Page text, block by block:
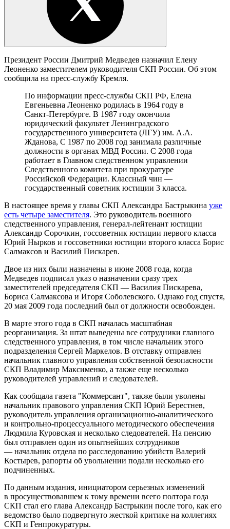
Президент России Дмитрий Медведев назначил Елену
Леоненко заместителем руководителя СКП России. Об этом
сообщила на пресс-службу Кремля.
По информации пресс-службы СКП РФ, Елена
Евгеньевна Леоненко родилась в 1964 году в
Санкт-Петербурге. В 1987 году окончила
юридический факультет Ленинградского
государственного университета (ЛГУ) им. А.А.
Жданова, С 1987 по 2008 год занимала различные
должности в органах МВД России. С 2008 года
работает в Главном следственном управлении
Следственного комитета при прокуратуре
Российской Федерации. Классный чин —
государственный советник юстиции 3 класса.
В настоящее время у главы СКП Александра Бастрыкина уже
есть четыре заместителя. Это руководитель военного
следственного управления, генерал-лейтенант юстиции
Александр Сорочкин, госсоветник юстиции первого класса
Юрий Нырков и госсоветники юстиции второго класса Борис
Салмаксов и Василий Пискарев.
Двое из них были назначены в июне 2008 года, когда
Медведев подписал указ о назначении сразу трех
заместителей председателя СКП — Василия Пискарева,
Бориса Салмаксова и Игоря Соболевского. Однако год спустя,
20 мая 2009 года последний был от должности освобожден.
В марте этого года в СКП началась масштабная
реорганизация. За штат выведены все сотрудники главного
следственного управления, в том числе начальник этого
подразделения Сергей Маркелов. В отставку отправлен
начальник главного управления собственной безопасности
СКП Владимир Максименко, а также еще несколько
руководителей управлений и следователей.
Как сообщала газета "Коммерсант", также были уволены
начальник правового управления СКП Юрий Берестнев,
руководитель управления организационно-аналитического
и контрольно-процессуального методического обеспечения
Людмила Куровская и несколько следователей. На пенсию
был отправлен один из опытнейших сотрудников
— начальник отдела по расследованию убийств Валерий
Костырев, рапорты об увольнении подали несколько его
подчиненных.
По данным издания, инициатором серьезных изменений
в просуществовавшем к тому времени всего полтора года
СКП стал его глава Александр Бастрыкин после того, как его
ведомство было подвергнуто жесткой критике на коллегиях
СКП и Генпрокуратуры.